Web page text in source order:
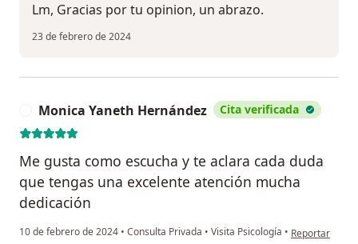
Lm, Gracias por tu opinion, un abrazo.
23 de febrero de 2024
Monica Yaneth Hernández Cita verificada
Me gusta como escucha y te aclara cada duda
que tengas una excelente atención mucha
dedicación
10 de febrero de 2024 • Consulta Privada • Visita Psicología • en opinión del
Reportar